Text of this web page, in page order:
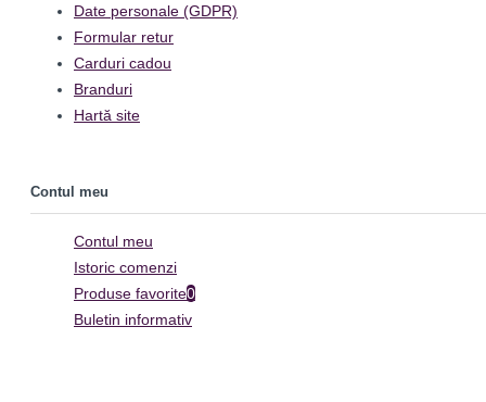
Date personale (GDPR)
Formular retur
Carduri cadou
Branduri
Hartă site
Contul meu
Contul meu
Istoric comenzi
Produse favorite0
Buletin informativ